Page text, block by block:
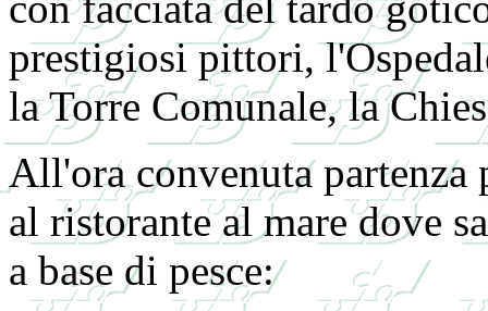
prestigiosi pittori,
la Torre Comunale, la
All'ora convenuta partenza
al ristorante al mare dove
a base di pesce: